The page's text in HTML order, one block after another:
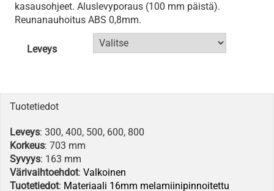
kasausohjeet. Aluslevyporaus (100 mm päistä).
Reunanauhoitus ABS 0,8mm.
Leveys
Tuotetiedot
Leveys: 300, 400, 500, 600, 800
Korkeus: 703 mm
Syvyys: 163 mm
Värivaihtoehdot: Valkoinen
Tuotetiedot: Materiaali 16mm melamiinipinnoitettu